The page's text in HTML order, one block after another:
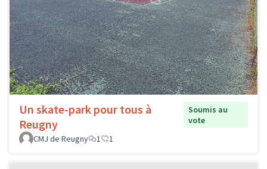
Un skate-park pour tous à
Reugny
Soumis au
vote
CMJ de Reugny
1 1